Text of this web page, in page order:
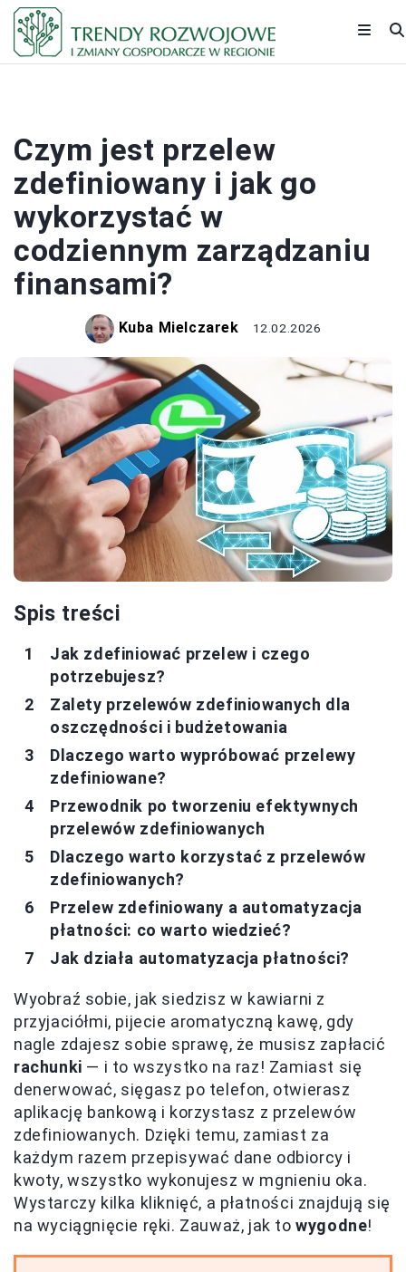
Czym jest przelew
zdefiniowany i jak go
wykorzystać w
codziennym zarządzaniu
finansami?
Kuba Mielczarek 12.02.2026
Spis treści
Jak zdefiniować przelew i czego
potrzebujesz?
Zalety przelewów zdefiniowanych dla
oszczędności i budżetowania
Dlaczego warto wypróbować przelewy
zdefiniowane?
Przewodnik po tworzeniu efektywnych
przelewów zdefiniowanych
Dlaczego warto korzystać z przelewów
zdefiniowanych?
Przelew zdefiniowany a automatyzacja
płatności: co warto wiedzieć?
Jak działa automatyzacja płatności?
Wyobraź sobie, jak siedzisz w kawiarni z
przyjaciółmi, pijecie aromatyczną kawę, gdy
nagle zdajesz sobie sprawę, że musisz zapłacić
rachunki — i to wszystko na raz! Zamiast się
denerwować, sięgasz po telefon, otwierasz
aplikację bankową i korzystasz z przelewów
zdefiniowanych. Dzięki temu, zamiast za
każdym razem przepisywać dane odbiorcy i
kwoty, wszystko wykonujesz w mgnieniu oka.
Wystarczy kilka kliknięć, a płatności znajdują się
na wyciągnięcie ręki. Zauważ, jak towygodne!